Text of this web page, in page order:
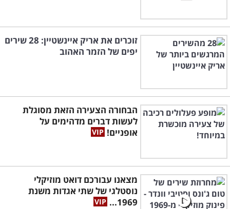
זוכרים את אריק איינשטיין: 28 שירים
יפים של הזמר האהוב
הבחורה הצעירה הזאת מסוגלת
לעשות דברים מדהימים על
אופניים!
מצאנו עבורכם דואט מוזיקלי
נוסטלגי של שתי אגדות משנת
1969...